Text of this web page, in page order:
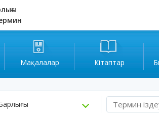
Мақалалар Кітаптар